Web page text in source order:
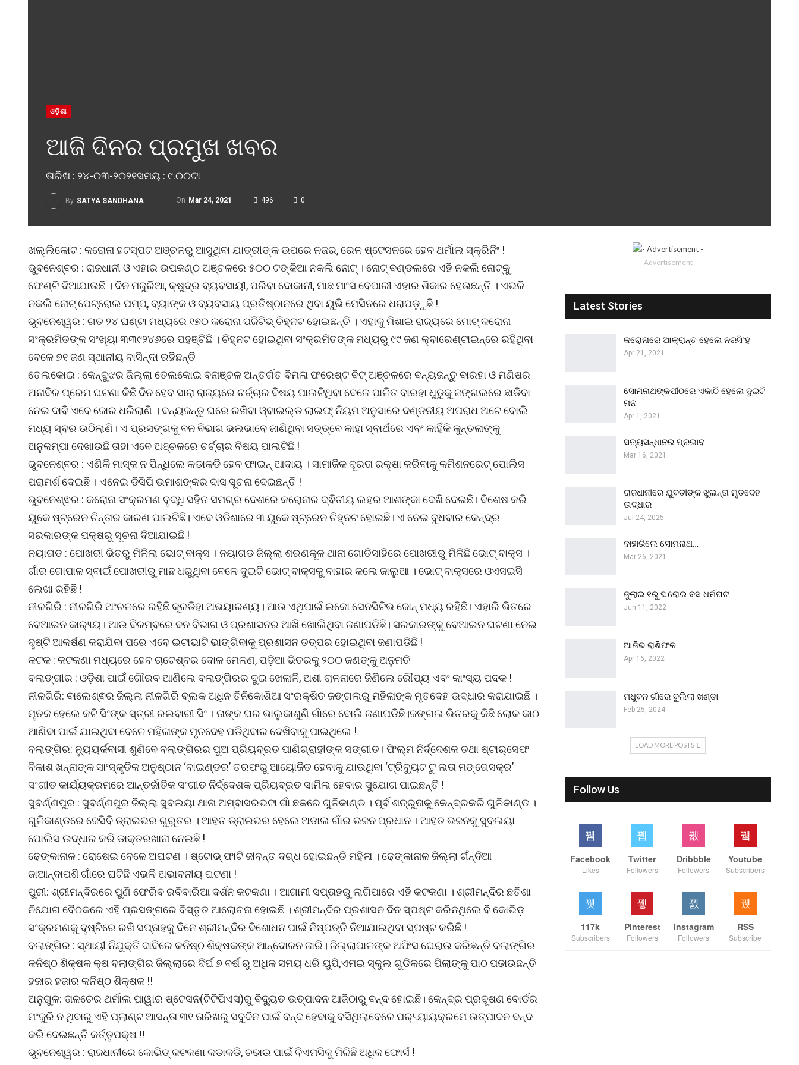
ଓଡ଼ିଶା
ଆଜି ଦିନର ପ୍ରମୁଖ ଖବର
ତାରିଖ : ୨୪-୦୩-୨୦୨୧ସମୟ : ୯.୦୦ଟା
By SATYA SANDHANA DESK On Mar 24, 2021 496 0
ଖଲ୍ଲିକୋଟ : କରୋନା ହଟସ୍ପଟ ଅଞ୍ଚଳରୁ ଆସୁଥିବା ଯାତ୍ରୀଙ୍କ ଉପରେ ନଜର, ରେଳ ଷ୍ଟେସନରେ ହେବ ଥର୍ମାଲ ସ୍କ୍ରିନିଂ !
ଭୁବନେଶ୍ବର : ରାଜଧାନୀ ଓ ଏହାର ଉପକଣ୍ଠ ଅଞ୍ଚଳରେ ୫୦୦ ଟଙ୍କିଆ ନକଲି ନୋଟ୍ । ନୋଟ୍ ବଣ୍ଡଲରେ ଏହି ନକଲି ନୋଟ୍‌କୁ
ଫେଣ୍ଟି ଦିଆଯାଉଛି । ଦିନ ମଜୁରିଆ, କ୍ଷୁଦ୍ର ବ୍ୟବସାୟୀ, ପରିବା ଦୋକାନୀ, ମାଛ ମାଂସ ବେପାରୀ ଏହାର ଶିକାର ହେଉଛନ୍ତି । ଏଭଳି
ନକଲି ନୋଟ୍ ପେଟ୍ରୋଲ ପମ୍ପ୍, ବ୍ୟାଙ୍କ ଓ ବ୍ୟବସାୟ ପ୍ରତିଷ୍ଠାନରେ ଥିବା ୟୁଭି ମେସିନରେ ଧରାପଡ଼ୁଛି !
ଭୁବନେଶ୍ୱର : ଗତ ୨୪ ଘଣ୍ଟା ମଧ୍ୟରେ ୧୭୦ କରୋନା ପଜିଟିଭ୍ ଚିହ୍ନଟ ହୋଇଛନ୍ତି । ଏହାକୁ ମିଶାଇ ରାଜ୍ୟରେ ମୋଟ୍ କରୋନା
ସଂକ୍ରମିତଙ୍କ ସଂଖ୍ୟା ୩୩୯୨୪୬ରେ ପହଞ୍ଚିଛି । ଚିହ୍ନଟ ହୋଇଥିବା ସଂକ୍ରମିତଙ୍କ ମଧ୍ୟରୁ ୯୯ ଜଣ କ୍ବାରେଣ୍ଟାଇନ୍‌ରେ ରହିଥିବା
ବେଳେ ୭୧ ଜଣ ସ୍ଥାନୀୟ ବାସିନ୍ଦା ରହିଛନ୍ତି
ତେଲକୋଇ : କେନ୍ଦୁଝର ଜିଲ୍ଲା ତେଲକୋଇ ବନାଞ୍ଚଳ ଅନ୍ତର୍ଗତ ବିମଳା ଫରେଷ୍ଟ ବିଟ୍ ଅଞ୍ଚଳରେ ବନ୍ୟଜନ୍ତୁ ବାରହା ଓ ମଣିଷର
ଅନାବିଳ ପ୍ରେମ ଘଟଣା କିଛି ଦିନ ହେବ ସାରା ରାଜ୍ୟରେ ଚର୍ଚ୍ଚାର ବିଷୟ ପାଲଟିଥିବା ବେଳେ ପାଳିତ ବାରହା ଧୁଡୁକୁ ଜଙ୍ଗଲରେ ଛାଡିବା
ନେଇ ଦାବି ଏବେ ଜୋର ଧରିଲାଣି । ବନ୍ୟଜନ୍ତୁ ଘରେ ରଖିବା ଓ୍ବାଇଲ୍ଡ ଲାଇଫ୍ ନିୟମ ଅନୁସାରେ ଦଣ୍ଡନୀୟ ଅପରାଧ ଅଟେ ବୋଲି
ମଧ୍ୟ ସ୍ବର ଉଠିଲାଣି। ଏ ପ୍ରସଙ୍ଗକୁ ବନ ବିଭାଗ ଭଲଭାବେ ଜାଣିଥିବା ସତ୍ତ୍ବେ କାହା ସ୍ବାର୍ଥରେ ଏବଂ କାହିଁକି କୁନ୍ତଳାଙ୍କୁ
ଅନୁକମ୍ପା ଦେଖାଉଛି ତାହା ଏବେ ଅଞ୍ଚଳରେ ଚର୍ଚ୍ଚାର ବିଷୟ ପାଲଟିଛି !
ଭୁବନେଶ୍ବର : ଏଣିକି ମାସ୍କ ନ ପିନ୍ଧିଲେ କଡାକଡି ହେବ ଫାଇନ୍ ଆଦାୟ । ସାମାଜିକ ଦୂରତା ରକ୍ଷା କରିବାକୁ କମିଶନରେଟ୍ ପୋଲିସ
ପରାମର୍ଶ ଦେଇଛି । ଏନେଇ ଡିସିପି ଉମାଶଙ୍କର ଦାସ ସୂଚନା ଦେଇଛନ୍ତି !
ଭୁବନେଶ୍ଵର : କରୋନା ସଂକ୍ରମଣ ବୃଦ୍ଧି ସହିତ ସମଗ୍ର ଦେଶରେ କରୋନାର ଦ୍ଵିତୀୟ ଲହର ଆଶଙ୍କା ଦେଖି ଦେଇଛି। ବିଶେଷ କରି
ୟୁକେ ଷ୍ଟ୍ରେନ ଚିନ୍ତାର କାରଣ ପାଲଟିଛି। ଏବେ ଓଡିଶାରେ ୩ ୟୁକେ ଷ୍ଟ୍ରେନ ଚିହ୍ନଟ ହୋଇଛି। ଏ ନେଇ ବୁଧବାର କେନ୍ଦ୍ର
ସରକାରଙ୍କ ପକ୍ଷରୁ ସୂଚନା ଦିଆଯାଇଛି !
ନୟାଗଡ : ପୋଖରୀ ଭିତରୁ ମିଳିଲା ଭୋଟ୍ ବାକ୍ସ । ନୟାଗଡ ଜିଲ୍ଲା ଶରଣକୂଳ ଥାନା ଗୋତିସାହିରେ ପୋଖରୀରୁ ମିଳିଛି ଭୋଟ୍ ବାକ୍ସ ।
ଗାଁର ଗୋପାଳ ସ୍ବାଇଁ ପୋଖରୀରୁ ମାଛ ଧରୁଥିବା ବେଳେ ଦୁଇଟି ଭୋଟ୍ ବାକ୍ସକୁ ବାହାର କଲେ ଜାଲୁଆ । ଭୋଟ୍ ବାକ୍ସରେ ଓଏସଇସି
ଲେଖା ରହିଛି !
ନୀଳଗିରି : ନୀଳଗିରି ଅଂଚଳରେ ରହିଛି କୂଳଡିହା ଅଭୟାରଣ୍ୟ। ଆଉ ଏଥିପାଇଁ ଇକୋ ସେନସିଟିଭ ଜୋନ୍ ମଧ୍ୟ ରହିଛି। ଏହାରି ଭିତରେ
ବେଆଇନ କାର‌୍ୟ୍ୟ। ଆଉ ବିଳମ୍ବରେ ବନ ବିଭାଗ ଓ ପ୍ରଶାସନର ଆଖି ଖୋଲିଥିବା ଜଣାପଡିଛି। ସରକାରଙ୍କୁ ବେଆଇନ ଘଟଣା ନେଇ
ଦୃଷ୍ଟି ଆକର୍ଷଣ କରାଯିବା ପରେ ଏବେ ଇଟାଭାଟି ଭାଙ୍ଗିବାକୁ ପ୍ରଶାସନ ତତ୍ପର ହୋଇଥିବା ଜଣାପଡିଛି !
କଟକ : କଟକଣା ମଧ୍ୟରେ ହେବ ଚାଟେଶ୍ବର ଦୋଳ ମେଳଣ, ପଡ଼ିଆ ଭିତରକୁ ୨୦୦ ଜଣଙ୍କୁ ଅନୁମତି
ବଲାଙ୍ଗୀର : ଓଡ଼ିଶା ପାଇଁ ଗୌରବ ଆଣିଲେ ବଲାଙ୍ଗିରର ଦୁଇ ଖେଳାଳି, ଅଶୀ ଚାଳନାରେ ଜିଣିଲେ ରୌପ୍ୟ ଏବଂ କାଂସ୍ୟ ପଦକ !
ନୀଳଗିରି: ବାଲେଶ୍ଵର ଜିଲ୍ଲା ନୀଳଗିରି ବ୍ଲକ ଅଧିନ ତିନିକୋଶିଆ ସଂରକ୍ଷିତ ଜଙ୍ଗଲରୁ ମହିଳାଙ୍କ ମୃତଦେହ ଉଦ୍ଧାର କରାଯାଇଛି ।
ମୃତକ ହେଲେ କଟି ସିଂଙ୍କ ସ୍ତ୍ରୀ ରଇବାରୀ ସିଂ । ତାଙ୍କ ଘର ଭାଲୁକାଶୁଣି ଗାଁରେ ବୋଲି ଜଣାପଡିଛି।ଜଙ୍ଗଲ ଭିତରକୁ କିଛି ଲୋକ କାଠ
ଆଣିବା ପାଇଁ ଯାଇଥିବା ବେଳେ ମହିଳାଙ୍କ ମୃତଦେହ ପଡିଥିବାର ଦେଖିବାକୁ ପାଇଥିଲେ !
ବଲାଙ୍ଗିର: ନ୍ୟୁୟର୍କବାସୀ ଶୁଣିବେ ବଲାଙ୍ଗିରର ପୁଅ ପ୍ରିୟବ୍ରତ ପାଣିଗ୍ରାହୀଙ୍କ ସଙ୍ଗୀତ। ଫିଲ୍ମ ନିର୍ଦ୍ଦେଶକ ତଥା ଷ୍ଟାର୍‌ସେଫ
ବିକାଶ ଖନ୍ନାଙ୍କ ସାଂସ୍କୃତିକ ଅନୁଷ୍ଠାନ ‘ବାଇଣ୍ଡର’ ତରଫରୁ ଆୟୋଜିତ ହେବାକୁ ଯାଉଥିବା ‘ଟ୍ରିବ୍ୟୁଟ ଟୁ ଲତା ମଙ୍ଗେସକ୍‌ର’
ସଂଗୀତ କାର୍ଯ୍ୟକ୍ରମରେ ଆନ୍ତର୍ଜାତିକ ସଂଗୀତ ନିର୍ଦ୍ଦେଶକ ପ୍ରିୟବ୍ରତ ସାମିଲ ହେବାର ସୁଯୋଗ ପାଇଛନ୍ତି !
ସୁବର୍ଣ୍ଣପୁର : ସୁବର୍ଣ୍ଣପୁର ଜିଲ୍ଲା ସୁବଲୟା ଥାନା ଅମ୍ବାସରଭଟା ଗାଁ ଛକରେ ଗୁଳିକାଣ୍ଡ । ପୂର୍ବ ଶତ୍ରୁତାକୁ କେନ୍ଦ୍ରକରି ଗୁଳିକାଣ୍ଡ ।
ଗୁଳିକାଣ୍ଡରେ ଜେସିବି ଡ୍ରାଇଭର ଗୁରୁତର । ଆହତ ଡ୍ରାଇଭର ହେଲେ ଅଡାଲ ଗାଁର ଭଜନ ପ୍ରଧାନ । ଆହତ ଭଜନକୁ ସୁବଲୟା
ପୋଲିସ ଉଦ୍ଧାର କରି ଡାକ୍ତରଖାନା ନେଇଛି !
ଢେଙ୍କାନାଳ : ରୋଷେଇ ବେଳେ ଅଘଟଣ । ଷ୍ଟୋଭ୍ ଫାଟି ଜୀବନ୍ତ ଦଗ୍ଧ ହୋଇଛନ୍ତି ମହିଳା । ଢେଙ୍କାନାଳ ଜିଲ୍ଲା ଗଁନ୍ଦିଆ
ଜାଆନ୍ଦାପଶି ଗାଁରେ ଘଟିଛି ଏଭଳି ଅଭାବନୀୟ ଘଟଣା !
ପୁରୀ: ଶ୍ରୀମନ୍ଦିରରେ ପୁଣି ଫେରିବ ରବିବାରିଆ ଦର୍ଶନ କଟକଣା । ଆଗାମୀ ସପ୍ତାହରୁ ଲାଗିପାରେ ଏହି କଟକଣା । ଶ୍ରୀମନ୍ଦିର ଛତିଶା
ନିଯୋଗ ବୈଠକରେ ଏହି ପ୍ରସଙ୍ଗରେ ବିସ୍ତୃତ ଆଲୋଚନା ହୋଇଛି । ଶ୍ରୀମନ୍ଦିର ପ୍ରଶାସନ ଦିନ ସ୍ପଷ୍ଟ କରିନଥିଲେ ବି କୋଭିଡ଼
ସଂକ୍ରମଣକୁ ଦୃଷ୍ଟିରେ ରଖି ସପ୍ତାହକୁ ଦିନେ ଶ୍ରୀମନ୍ଦିର ବିଶୋଧନ ପାଇଁ ନିଷ୍ପତ୍ତି ନିଆଯାଇଥିବା ସ୍ପଷ୍ଟ କରିଛି !
ବଲାଙ୍ଗିର : ସ୍ଥାୟୀ ନିଯୁକ୍ତି ଦାବିରେ କନିଷ୍ଠ ଶିକ୍ଷକଙ୍କ ଆନ୍ଦୋଳନ ଜାରି। ଜିଲ୍ଲାପାଳଙ୍କ ଅଫିସ ଘେରାଉ କରିଛନ୍ତି ବଲାଙ୍ଗିର
କନିଷ୍ଠ ଶିକ୍ଷକ କ୍ଷ ବଲାଙ୍ଗିର ଜିଲ୍ଲାରେ ଦିର୍ଘ ୭ ବର୍ଷ ରୁ ଅଧିକ ସମୟ ଧରି ୟୁପି,ଏମଇ ସ୍କୁଲ ଗୁଡିକରେ ପିଲାଙ୍କୁ ପାଠ ପଢାଉଛନ୍ତି
ହଜାର ହଜାର କନିଷ୍ଠ ଶିକ୍ଷକ !!
ଅନୁଗୁଳ: ତାଳଚେର ଥର୍ମାଲ ପାୱାର ଷ୍ଟେସନ(ଟିଟିପିଏସ)ରୁ ବିଦ୍ୟୁତ ଉତ୍ପାଦନ ଆଜିଠାରୁ ବନ୍ଦ ହୋଇଛି। କେନ୍ଦ୍ର ପ୍ରଦୂଷଣ ବୋର୍ଡର
ମଂଜୁରି ନ ଥିବାରୁ ଏହି ପ୍ଲାଣ୍ଟ ଆସନ୍ତା ୩୧ ତାରିଖରୁ ସବୁଦିନ ପାଇଁ ବନ୍ଦ ହେବାକୁ ବସିଥିଲାବେଳେ ପର‌୍ୟ୍ୟାୟକ୍ରମେ ଉତ୍ପାଦନ ବନ୍ଦ
କରି ଦେଇଛନ୍ତି କର୍ତ୍ତୃପକ୍ଷ !!
ଭୁବନେଶ୍ୱର : ରାଜଧାନୀରେ କୋଭିଡ୍ କଟକଣା କଡାକଡି, ଚଢାଉ ପାଇଁ ବିଏମସିକୁ ମିଳିଛି ଅଧିକ ଫୋର୍ସ !
- Advertisement -
Latest Stories
କରୋନାରେ ଆକ୍ରାନ୍ତ ହେଲେ ନରସିଂହ
Apr 21, 2021
ସୋମନାଥଙ୍କପୀଠରେ ଏକାଠି ହେଲେ ଦୁଇଟି
ମନ
Apr 1, 2021
ସତ୍ୟସନ୍ଧାନର ପ୍ରଭାବ
Mar 16, 2021
ରାଜଧାନୀରେ ଯୁବତୀଙ୍କ ଝୁଲନ୍ତା ମୃତଦେହ
ଉଦ୍ଧାର
Jul 24, 2025
ବାହାରିଲେ ସୋମନାଥ…
Mar 26, 2021
ଜୁଲାଇ ୧ରୁ ଘରୋଇ ବସ ଧର୍ମଘଟ
Jun 11, 2022
ଆଜିର ରାଶିଫଳ
Apr 16, 2022
ମଧୁବନ ଗାଁରେ ବୁଲିଲା ଖଣ୍ଡା
Feb 25, 2024
LOAD MORE POSTS
Follow Us
Facebook
Likes
Twitter
Followers
Dribbble
Followers
Youtube
Subscribers
117k
Subscribers
Pinterest
Followers
Instagram
Followers
RSS
Subscribe